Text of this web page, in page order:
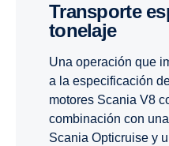
Trans­porte especial de gran
tonelaje
Una operación que
a la especificación
motores Scania V8
combinación con
Scania Opticruise y